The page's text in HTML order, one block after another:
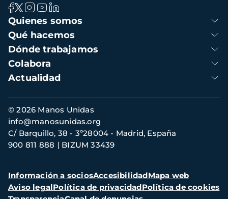
Navegación
principal
Quienes somos
Qué hacemos
Dónde trabajamos
Colabora
Actualidad
Información
de
contacto
© 2026 Manos Unidas
C/ Barquillo, 38 - 3º28004 - Madrid, España
900 811 888
BIZUM 33439
info@manosunidas.org
Menú
secundario
Información a sociosAccesibilidadMapa web
Aviso legalPolítica de privacidadPolítica de cookies